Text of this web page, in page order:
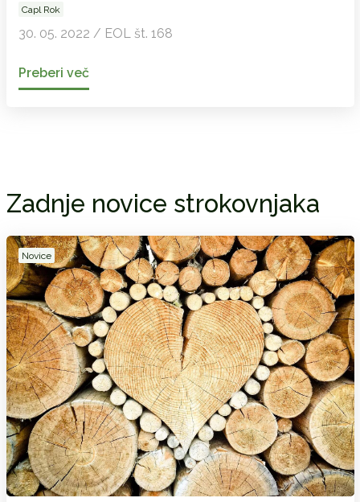
Capl Rok
30. 05. 2022 / EOL št. 168
Preberi več
Zadnje novice strokovnjaka
Novice